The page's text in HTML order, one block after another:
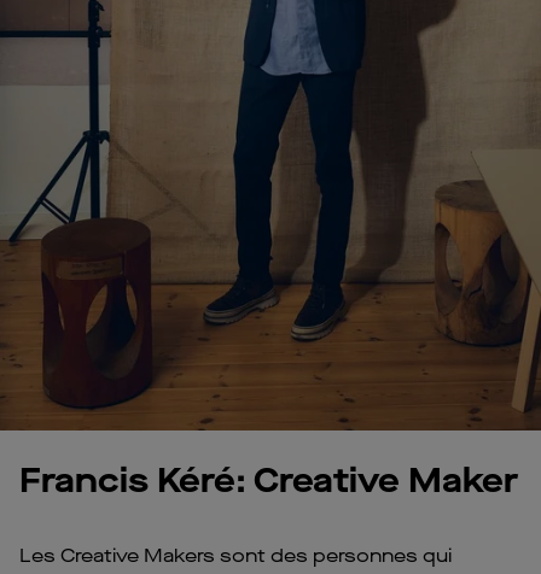
Francis Kéré: Creative Maker
Les Creative Makers sont des personnes qui